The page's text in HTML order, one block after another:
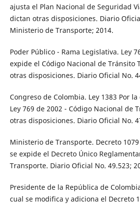
ajusta el Plan Nacional de Seguridad
dictan otras disposiciones. Diario
Ministerio de Transporte; 2014.
Poder Público - Rama Legislativa. Ley
expide el Código Nacional de Tránsito
otras disposiciones. Diario Oficial No.
Congreso de Colombia. Ley 1383 Por
Ley 769 de 2002 - Código Nacional de
otras disposiciones. Diario Oficial No.
Ministerio de Transporte. Decreto
se expide el Decreto Único
Transporte. Diario Oficial No. 49.523;
Presidente de la República de
cual se modifica y adiciona el Decreto